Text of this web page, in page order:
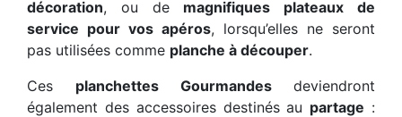
décoration, ou de magnifiques plateaux de
service pour vos apéros, lorsqu’elles ne seront
pas utilisées comme planche à découper.
Ces planchettes Gourmandesdeviendront
également des accessoires destinés au partage :